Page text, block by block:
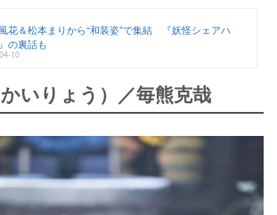
花＆松本まりから“和装姿”で集結 『妖怪シェアハ
の裏話も
10
いりょう）／毎熊克哉